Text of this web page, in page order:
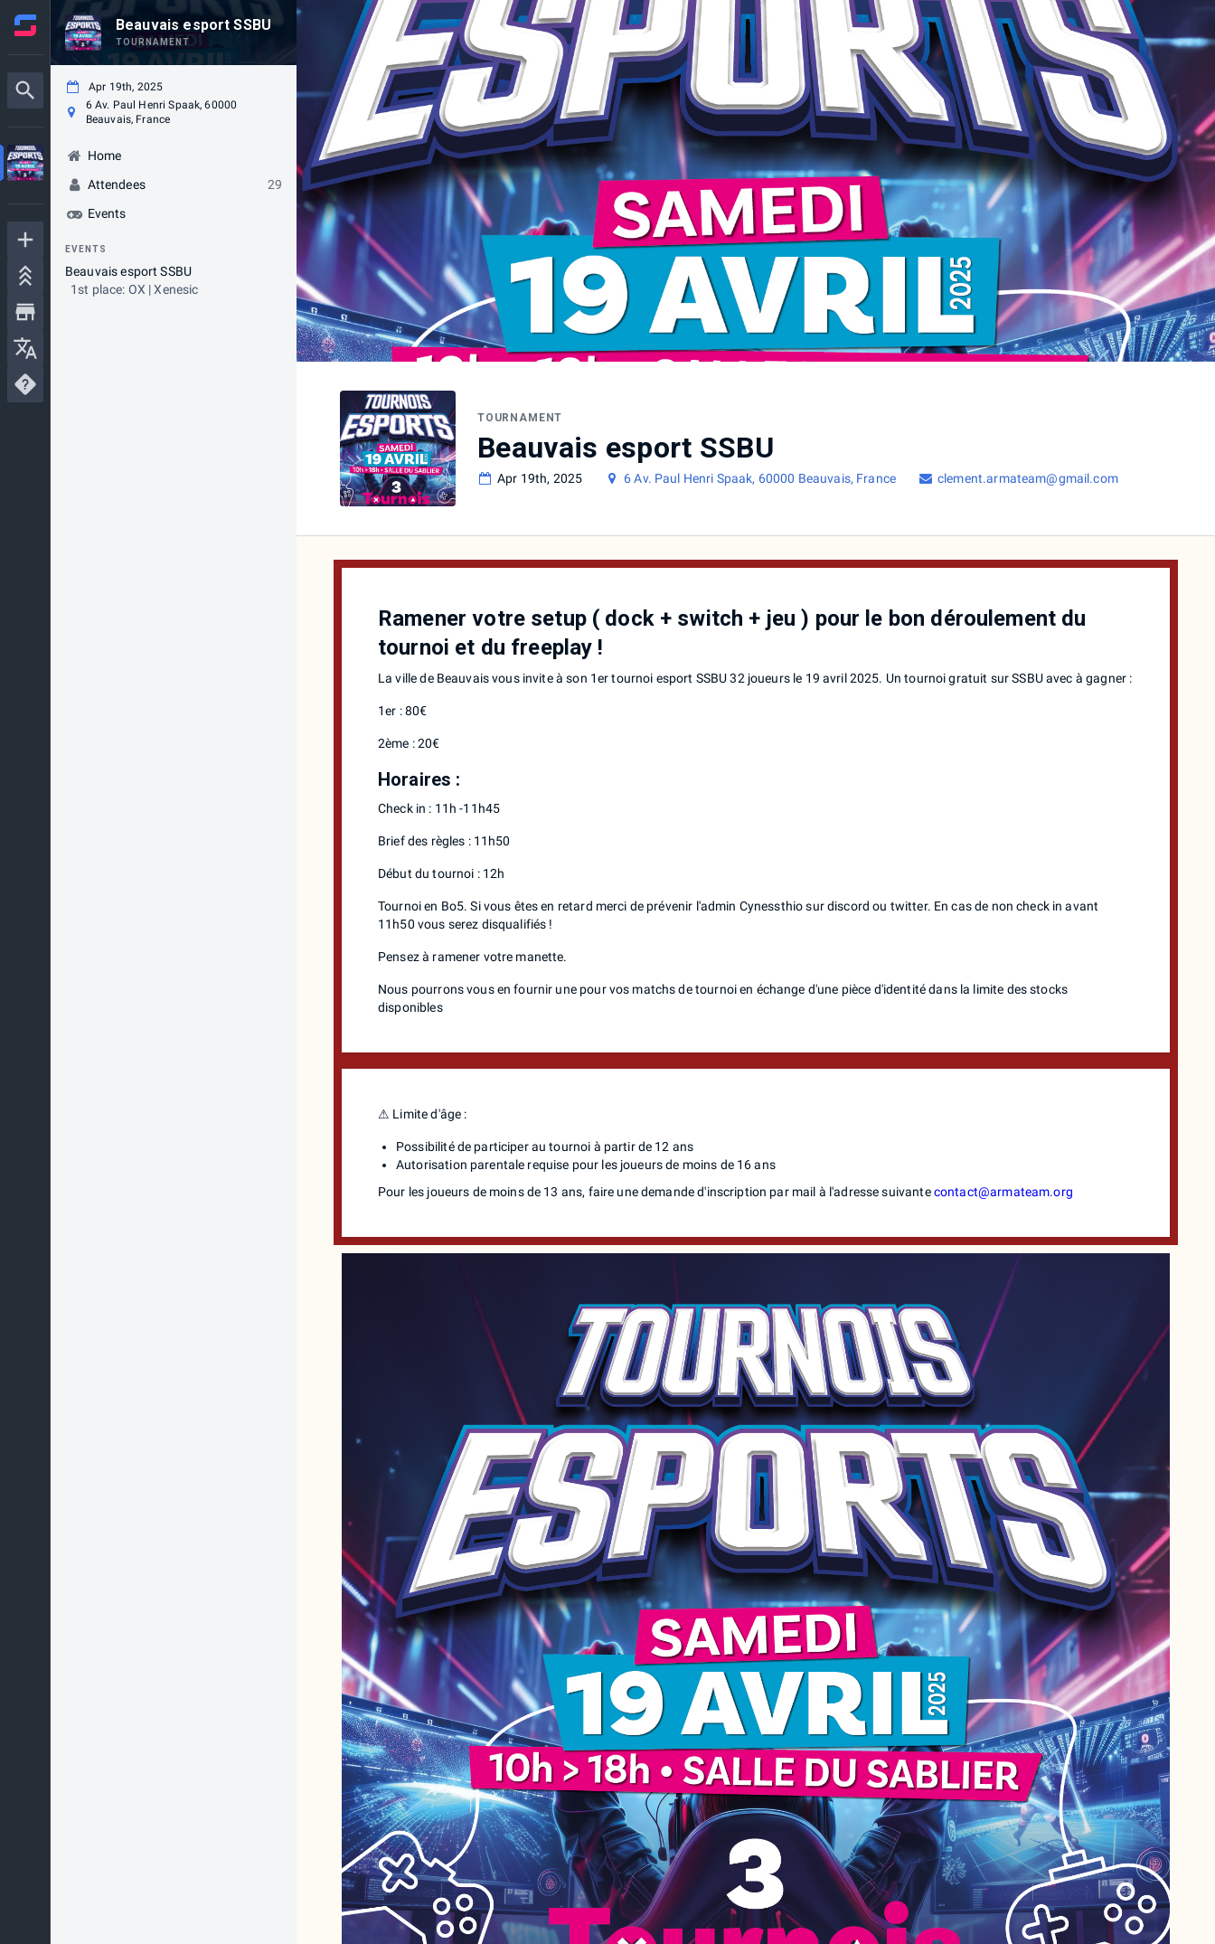
Beauvais esport SSBU
TOURNAMENT
Apr 19th, 2025
6 Av. Paul Henri Spaak, 60000
Beauvais, France
Home
Attendees
29
Events
EVENTS
Beauvais esport SSBU
1st place: OX | Xenesic
TOURNAMENT
Beauvais esport SSBU
Apr 19th, 2025 6 Av. Paul Henri Spaak, 60000 Beauvais, France clement.armateam@gmail.com
Ramener votre setup ( dock + switch + jeu ) pour le bon déroulement du
tournoi et du freeplay !
La ville de Beauvais vous invite à son 1er tournoi esport SSBU 32 joueurs le 19 avril 2025. Un tournoi gratuit sur SSBU avec à gagner :
1er : 80€
2ème : 20€
Horaires :
Check in : 11h -11h45
Brief des règles : 11h50
Début du tournoi : 12h
Tournoi en Bo5. Si vous êtes en retard merci de prévenir l'admin Cynessthio sur discord ou twitter. En cas de non check in avant
11h50 vous serez disqualifiés !
Pensez à ramener votre manette.
Nous pourrons vous en fournir une pour vos matchs de tournoi en échange d'une pièce d'identité dans la limite des stocks
disponibles
⚠ Limite d'âge :
Possibilité de participer au tournoi à partir de 12 ans
Autorisation parentale requise pour les joueurs de moins de 16 ans
Pour les joueurs de moins de 13 ans, faire une demande d'inscription par mail à l'adresse suivantecontact@armateam.org